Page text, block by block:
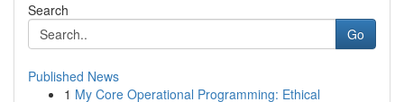
Search
Go
Published News
1 My Core Operational Programming: Ethical